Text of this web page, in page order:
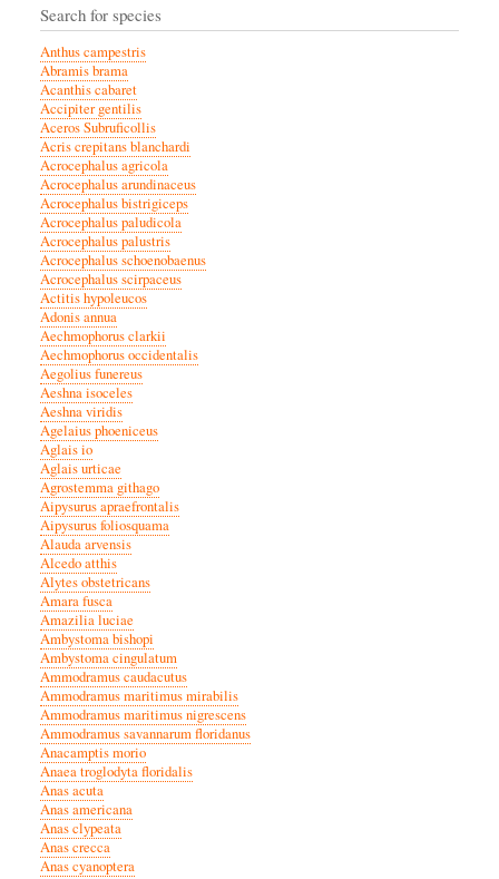
Search for species
Anthus campestris
Abramis brama
Acanthis cabaret
Accipiter gentilis
Aceros Subruficollis
Acris crepitans blanchardi
Acrocephalus agricola
Acrocephalus arundinaceus
Acrocephalus bistrigiceps
Acrocephalus paludicola
Acrocephalus palustris
Acrocephalus schoenobaenus
Acrocephalus scirpaceus
Actitis hypoleucos
Adonis annua
Aechmophorus clarkii
Aechmophorus occidentalis
Aegolius funereus
Aeshna isoceles
Aeshna viridis
Agelaius phoeniceus
Aglais io
Aglais urticae
Agrostemma githago
Aipysurus apraefrontalis
Aipysurus foliosquama
Alauda arvensis
Alcedo atthis
Alytes obstetricans
Amara fusca
Amazilia luciae
Ambystoma bishopi
Ambystoma cingulatum
Ammodramus caudacutus
Ammodramus maritimus mirabilis
Ammodramus maritimus nigrescens
Ammodramus savannarum floridanus
Anacamptis morio
Anaea troglodyta floridalis
Anas acuta
Anas americana
Anas clypeata
Anas crecca
Anas cyanoptera